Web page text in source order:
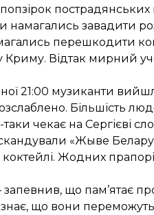
намагались завадити
перешкодити
Криму. Відтак мирний
21:00 музиканти
Більшість
чекає на Сергієві
«Жыве
Жодних
що пам’ятає про
знає, що вони